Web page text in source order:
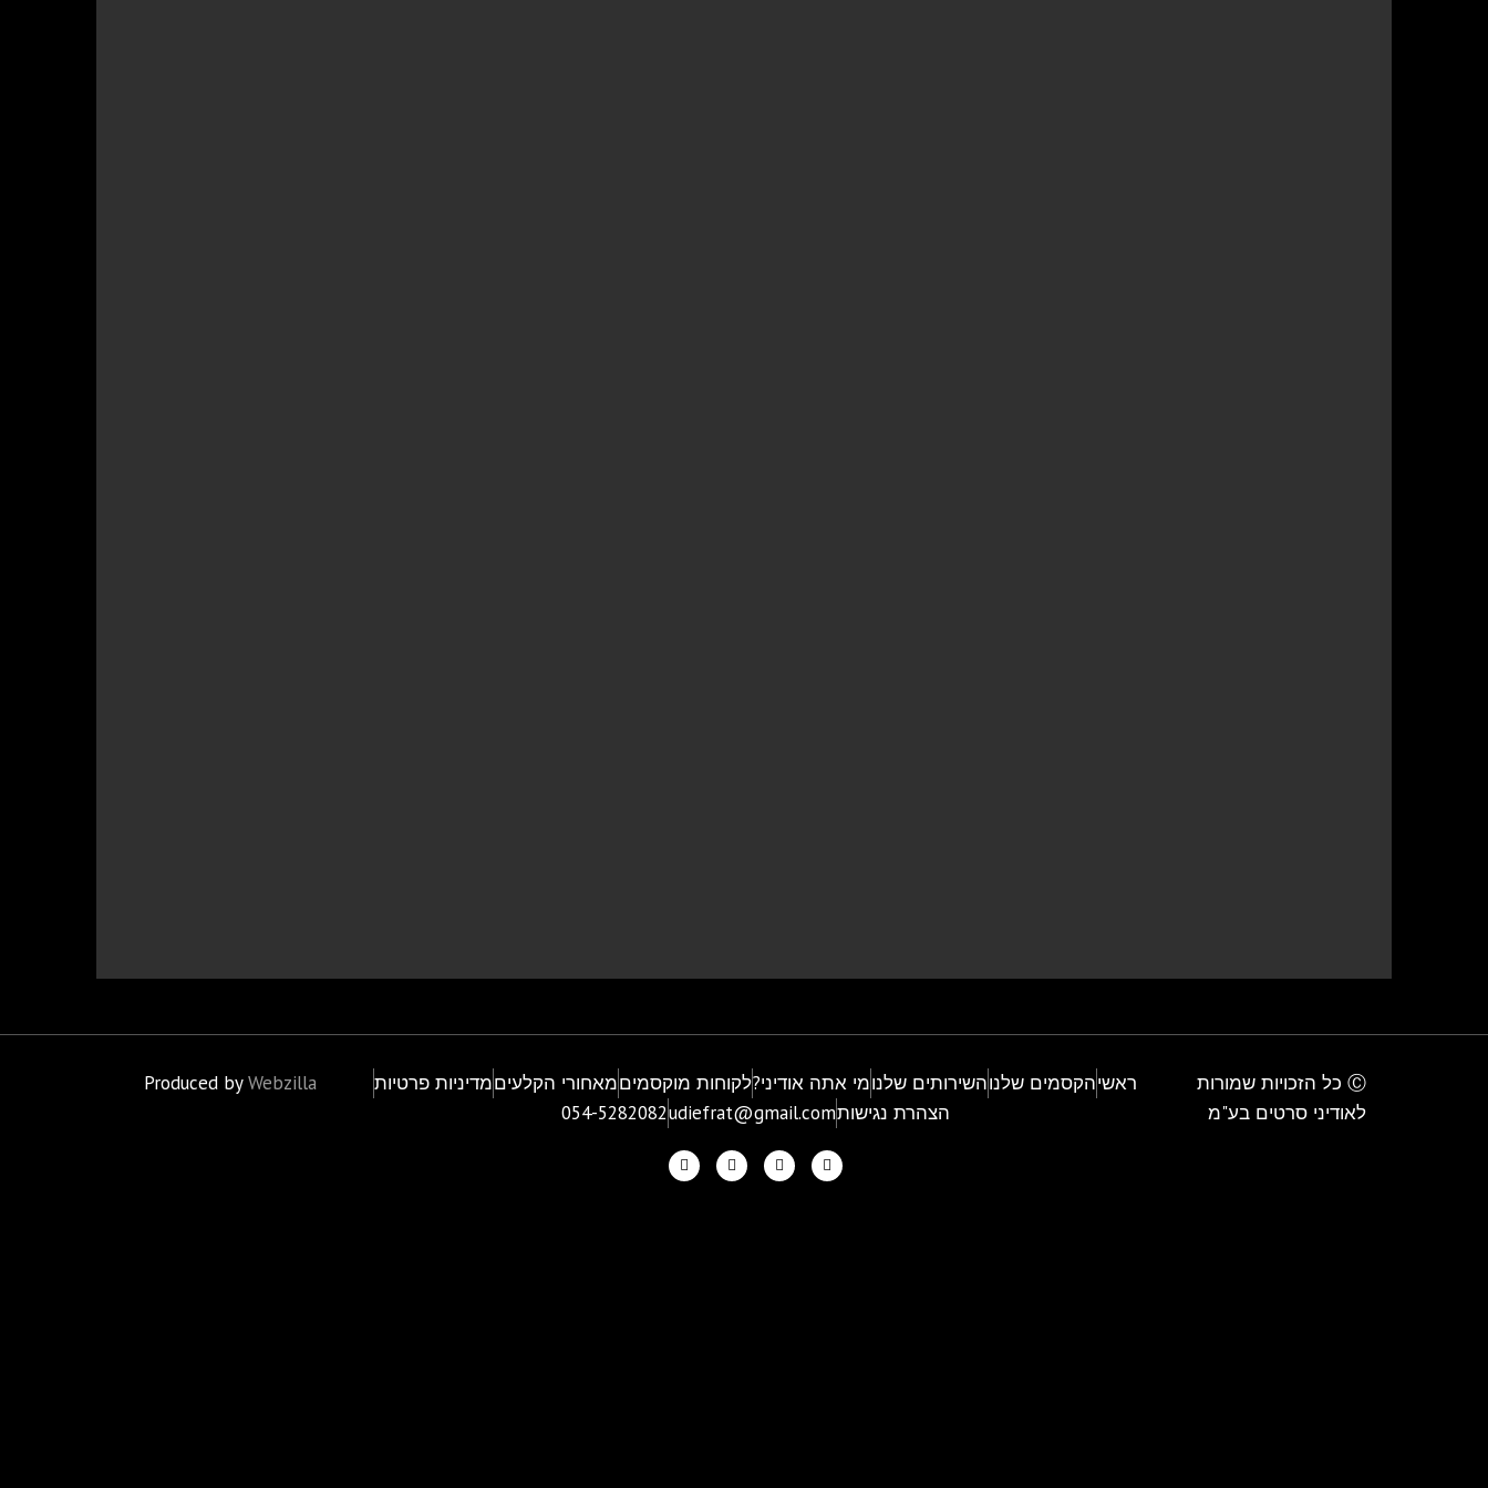
Ⓒ כל הזכויות שמורות
לאודיני סרטים בע"מ
ראשיהקסמים שלנוהשירותים שלנומי אתה אודיני?לקוחות מוקסמיםמאחורי הקלעיםמדיניות פרטיות
הצהרת נגישותudiefrat@gmail.com
054-5282082
Produced byWebzilla